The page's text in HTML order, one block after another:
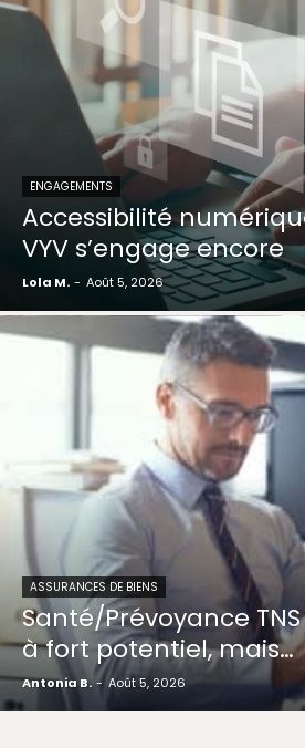
ENGAGEMENTS
Accessibilité
VYV s’engage encore
Lola M. - Août 5, 2026
ASSURANCES DE BIENS
Santé/Prévoyance
à fort potentiel, mais…
Antonia B. - Août 5, 2026